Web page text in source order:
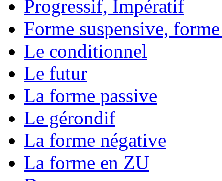
Progressif, Impératif
Forme suspensive,
Le conditionnel
Le futur
La forme passive
Le gérondif
La forme négative
La forme en ZU